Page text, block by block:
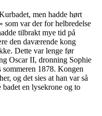
men hadde hørt
som var der for helbredelse
tilbrakt mye tid på
den daværende kong
Dette var lenge før
Oscar II, dronning Sophie
1878. Kongen
og det sies at han var så
en lysekrone og to